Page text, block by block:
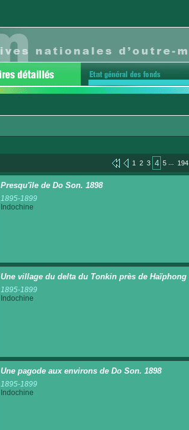
1 2 3 4 5 ... 194
Presqu'île de Do Son. 1898
1895-1899
Indochine
Une village du delta du Tonkin près de Haïphong
1895-1899
Indochine
Une pagode aux environs de Do Son. 1898
1895-1899
Indochine